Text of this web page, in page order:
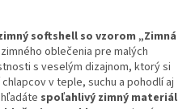
softshell so vzorom „Zimná
oblečenia pre malých
s veselým dizajnom, ktorý si
v teple, suchu a pohodlí aj
spoľahlivý zimný materiál